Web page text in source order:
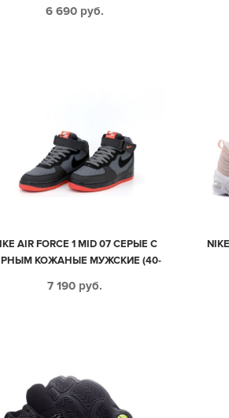
6 690 руб.
AIR FORCE 1 MID 07 СЕРЫЕ С
КОЖАНЫЕ МУЖСКИЕ (40-
7 190 руб.